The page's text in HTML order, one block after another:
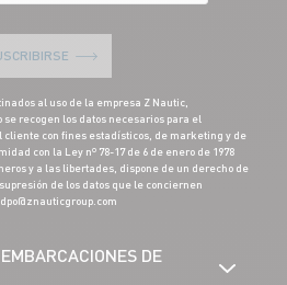
al uso de la empresa Z Nautic,
recogen los datos necesarios para el
cliente con fines estadísticos, de marketing y de
con la Ley nº 78-17 de 6 de enero de 1978
y a las libertades, dispone de un derecho de
de los datos que le conciernen
DE